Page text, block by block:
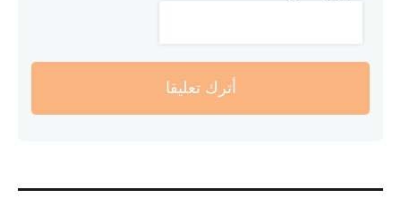
أترك تعليقا